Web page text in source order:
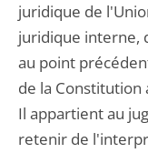
juridique de
juridique interne,
au point
de la Constitution
Il appartient au
retenir de